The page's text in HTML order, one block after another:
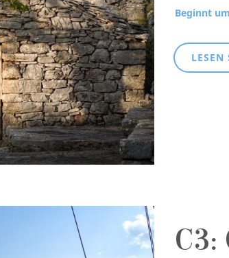
Beginnt
LESEN
C3: